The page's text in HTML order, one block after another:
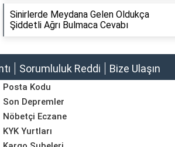
Sinirlerde Meydana Gelen Oldukça
Şiddetli Ağrı Bulmaca Cevabı
Sorumluluk Reddi Bize Ulaşın
Posta Kodu
Son Depremler
Nöbetçi Eczane
KYK Yurtları